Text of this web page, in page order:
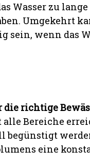
Wasser zu
Umgekehrt
sein, wenn das
die richtige
Bereiche
begünstigt
eine